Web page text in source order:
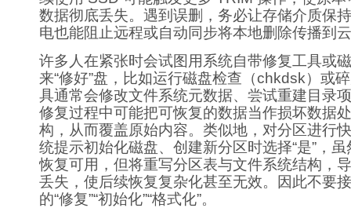
数据彻底丢失。遇到误删，务必让存储介质保
电也能阻止远程或自动同步将本地删除传播到
许多人在紧张时会试图用系统自带修复工具或
来“修好”盘，比如运行磁盘检查（chkdsk）或
具通常会修改文件系统元数据、尝试重建目录
修复过程中可能把可恢复的数据当作损坏数据
构，从而覆盖原始内容。类似地，对分区进行
统提示初始化磁盘、创建新分区时选择“是”，
恢复可用，但将重写分区表与文件系统结构，
丢失，使后续恢复复杂化甚至无效。因此不要
的“修复”“初始化”“格式化”。